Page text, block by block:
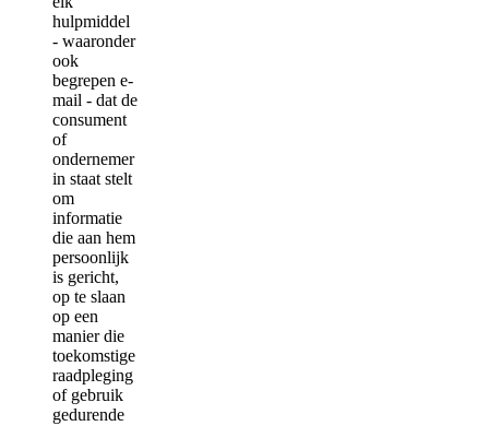
hulpmiddel
- waaronder
ook
begrepen e-
mail - dat de
consument
of
ondernemer
in staat stelt
om
informatie
die aan hem
persoonlijk
is gericht,
op te slaan
op een
manier die
toekomstige
raadpleging
of gebruik
gedurende